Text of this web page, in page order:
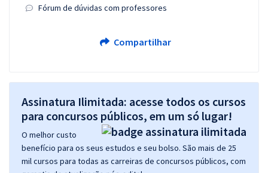
Fórum de dúvidas com professores
Compartilhar
Assinatura Ilimitada: acesse todos os cursos
para concursos públicos, em um só lugar!
O melhor custo
benefício para os seus estudos e seu bolso. São mais de 25
mil cursos para todas as carreiras de concursos públicos, com